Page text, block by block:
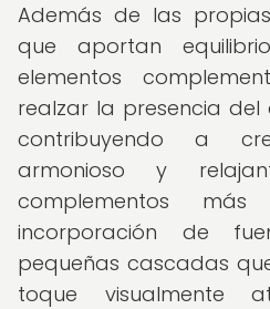
Además de las
que aportan
elementos
realzar la presencia
contribuyendo a
armonioso y
complementos
incorporación de
pequeñas cascadas
toque visualmente